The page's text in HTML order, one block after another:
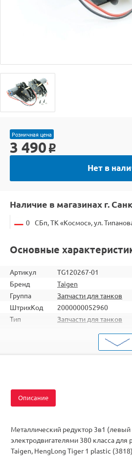
Розничная цена
3 490 o
Нет в
Наличие в магазинах г.
0 СБп, ТК «Космос», ул.
Основные
Артикул
TG120267-01
Бренд
Taigen
Группа
Запчасти для танков
ШтрихКод
2000000052960
Тип
Запчасти для танков
Детали трансмиссии
TG3818 / TG3819 /
Описание
Металлический редуктор 3в1
электродвигателями 380 класса
Taigen, HengLong Tiger 1 plastic